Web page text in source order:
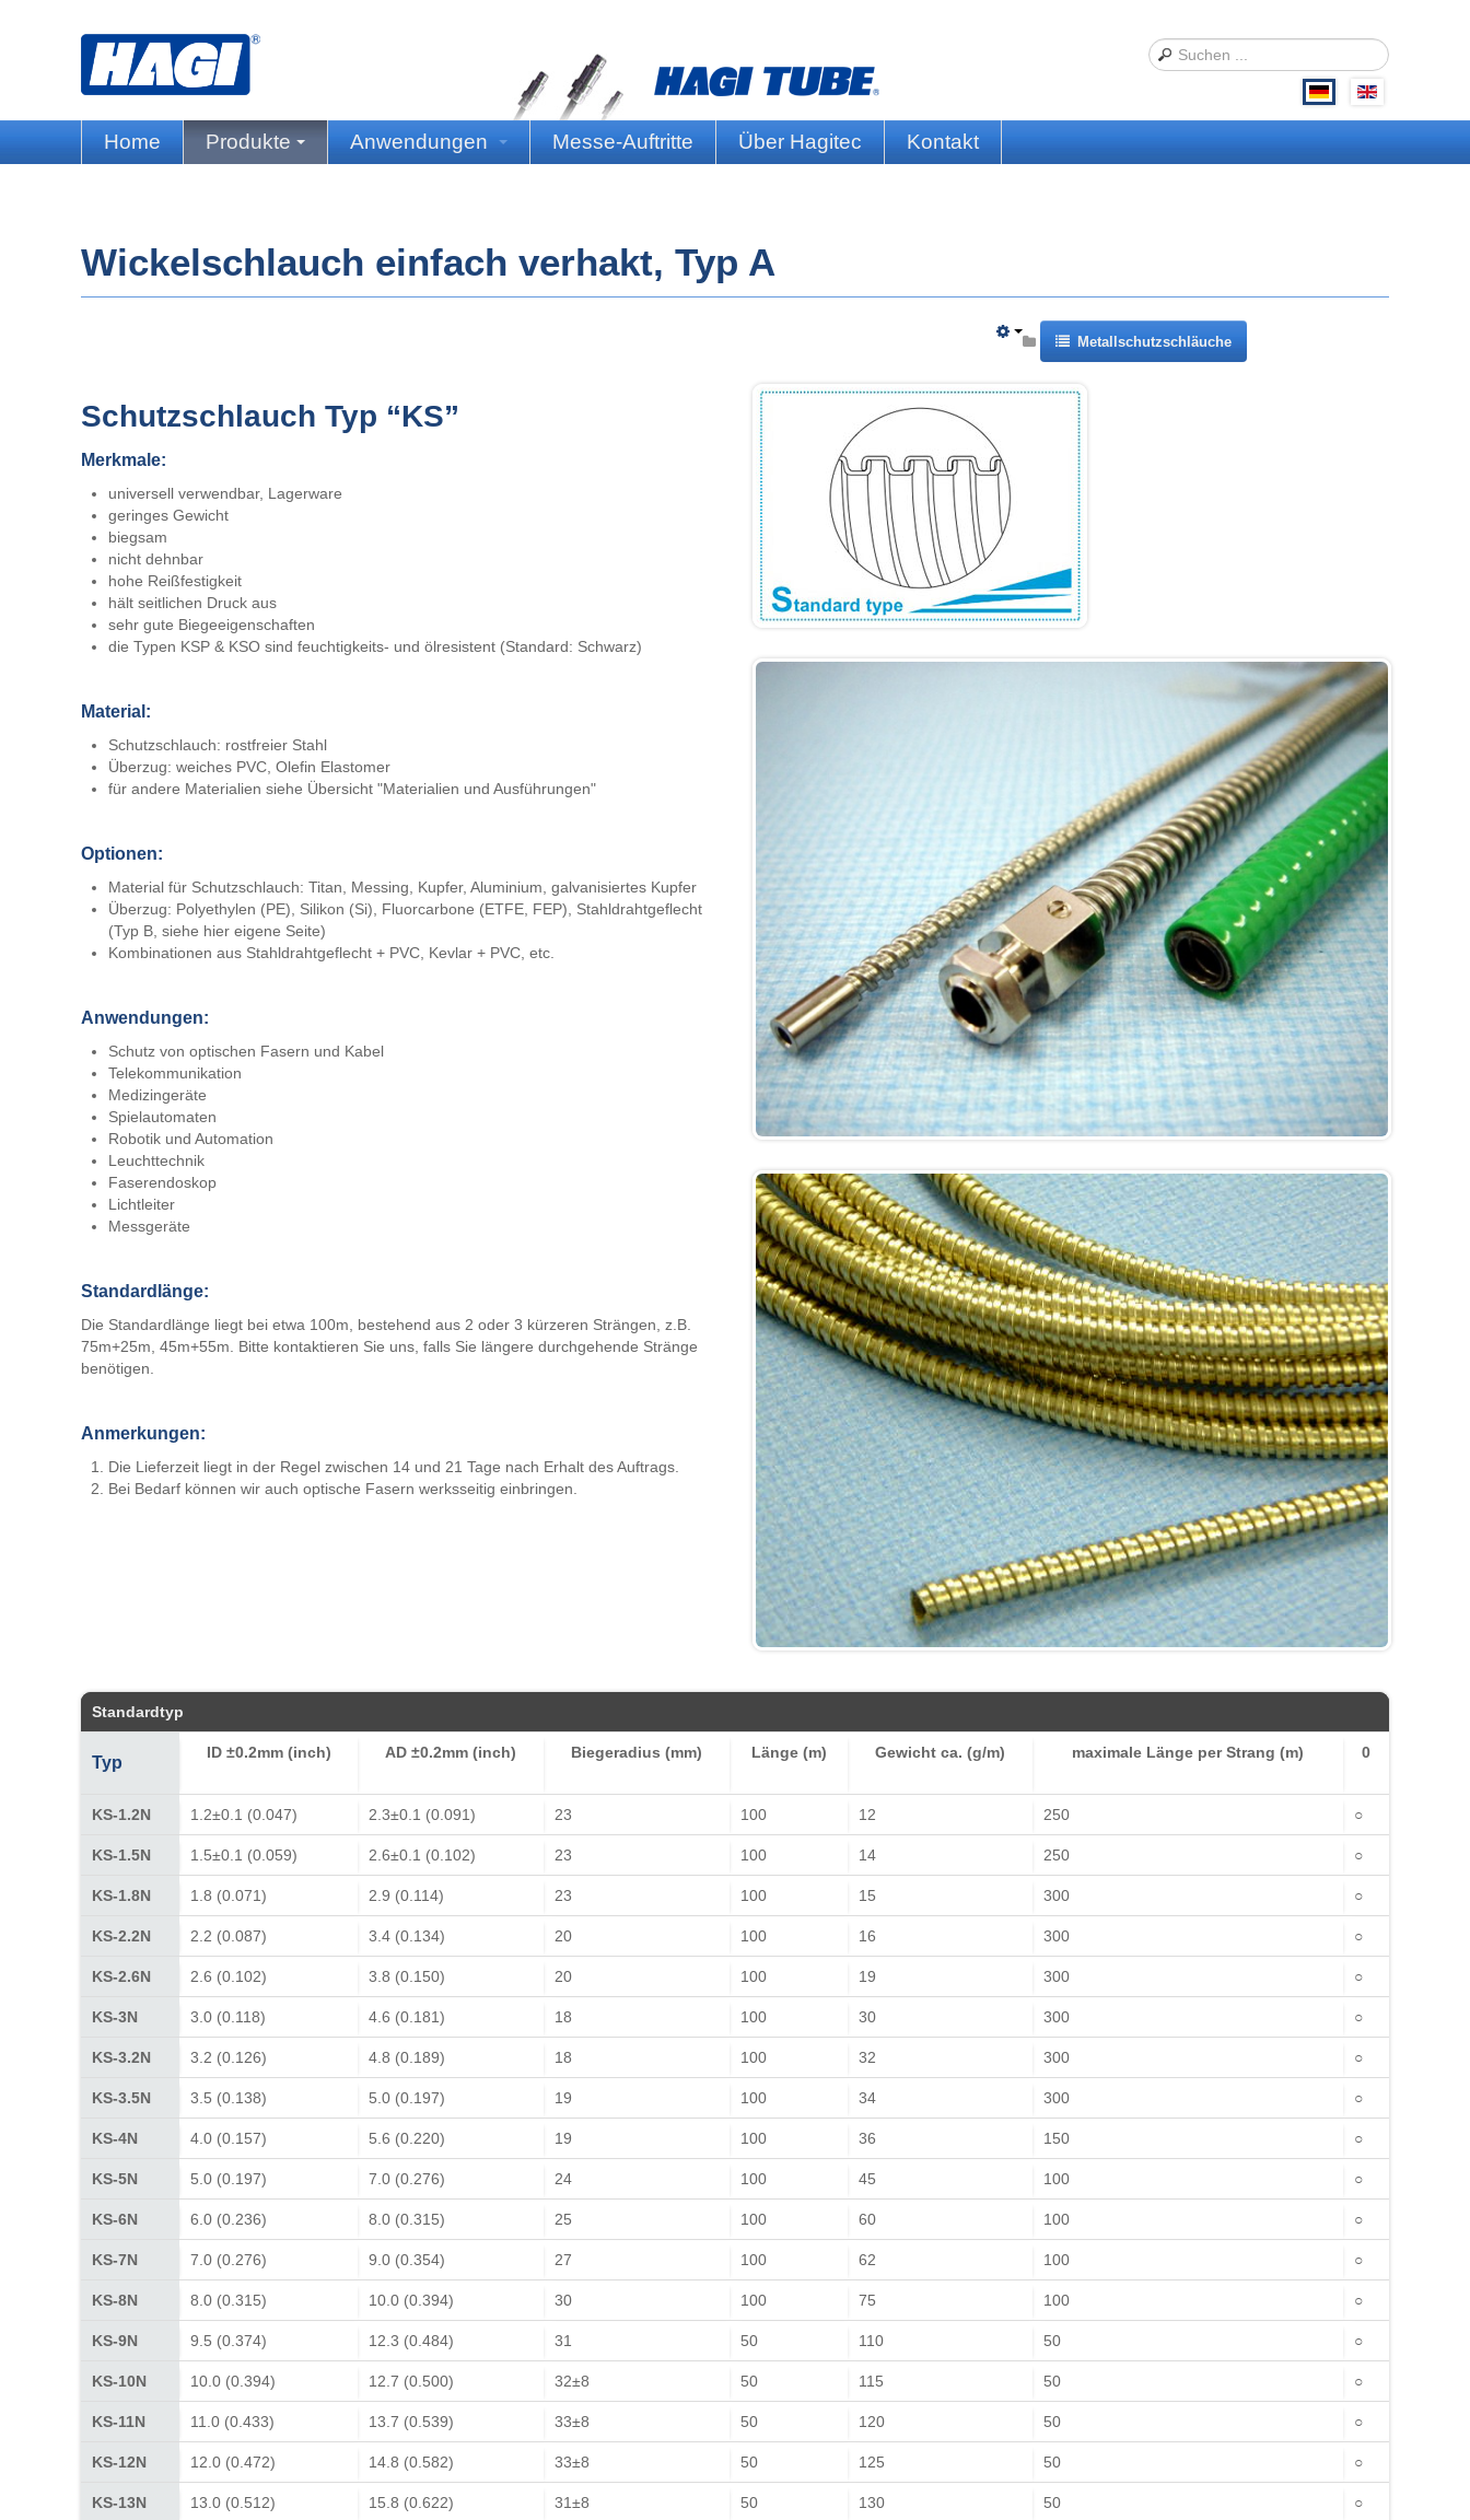
Home Produkte Anwendungen Messe-Auftritte Über Hagitec Kontakt
Wickelschlauch einfach verhakt, Typ A
Metallschutzschläuche
Schutzschlauch Typ “KS”
Merkmale:
universell verwendbar, Lagerware
geringes Gewicht
biegsam
nicht dehnbar
hohe Reißfestigkeit
hält seitlichen Druck aus
sehr gute Biegeeigenschaften
die Typen KSP & KSO sind feuchtigkeits- und ölresistent (Standard: Schwarz)
Material:
Schutzschlauch: rostfreier Stahl
Überzug: weiches PVC, Olefin Elastomer
für andere Materialien siehe Übersicht "Materialien und Ausführungen"
Optionen:
Material für Schutzschlauch: Titan, Messing, Kupfer, Aluminium, galvanisiertes Kupfer
Überzug: Polyethylen (PE), Silikon (Si), Fluorcarbone (ETFE, FEP), Stahldrahtgeflecht
(Typ B, siehe hier eigene Seite)
Kombinationen aus Stahldrahtgeflecht + PVC, Kevlar + PVC, etc.
Anwendungen:
Schutz von optischen Fasern und Kabel
Telekommunikation
Medizingeräte
Spielautomaten
Robotik und Automation
Leuchttechnik
Faserendoskop
Lichtleiter
Messgeräte
Standardlänge:
Die Standardlänge liegt bei etwa 100m, bestehend aus 2 oder 3 kürzeren Strängen, z.B.
75m+25m, 45m+55m. Bitte kontaktieren Sie uns, falls Sie längere durchgehende Stränge
benötigen.
Anmerkungen:
Die Lieferzeit liegt in der Regel zwischen 14 und 21 Tage nach Erhalt des Auftrags.
Bei Bedarf können wir auch optische Fasern werksseitig einbringen.
Standardtyp
Typ
ID±0.2mm (inch) AD ±0.2mm (inch) Biegeradius (mm) Länge (m) Gewicht ca. (g/m) maximale Länge per Strang (m) 0
KS-1.2N 1.2±0.1 (0.047) 2.3±0.1 (0.091) 23 100 12 250 ○
KS-1.5N 1.5±0.1 (0.059) 2.6±0.1 (0.102) 23 100 14 250 ○
KS-1.8N 1.8 (0.071) 2.9 (0.114) 23 100 15 300 ○
KS-2.2N 2.2 (0.087) 3.4 (0.134) 20 100 16 300 ○
KS-2.6N 2.6 (0.102) 3.8 (0.150) 20 100 19 300 ○
KS-3N 3.0 (0.118) 4.6 (0.181) 18 100 30 300 ○
KS-3.2N 3.2 (0.126) 4.8 (0.189) 18 100 32 300 ○
KS-3.5N 3.5 (0.138) 5.0 (0.197) 19 100 34 300 ○
KS-4N 4.0 (0.157) 5.6 (0.220) 19 100 36 150 ○
KS-5N 5.0 (0.197) 7.0 (0.276) 24 100 45 100 ○
KS-6N 6.0 (0.236) 8.0 (0.315) 25 100 60 100 ○
KS-7N 7.0 (0.276) 9.0 (0.354) 27 100 62 100 ○
KS-8N 8.0 (0.315) 10.0 (0.394) 30 100 75 100 ○
KS-9N 9.5 (0.374) 12.3 (0.484) 31 50 110 50 ○
KS-10N 10.0 (0.394) 12.7 (0.500) 32±8 50 115 50 ○
KS-11N 11.0 (0.433) 13.7 (0.539) 33±8 50 120 50 ○
KS-12N 12.0 (0.472) 14.8 (0.582) 33±8 50 125 50 ○
KS-13N 13.0 (0.512) 15.8 (0.622) 31±8 50 130 50 ○